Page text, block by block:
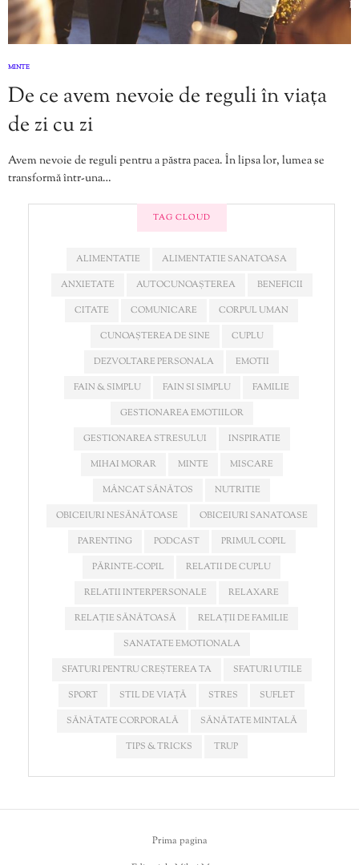
MINTE
De ce avem nevoie de reguli în viața
de zi cu zi
Avem nevoie de reguli pentru a păstra pacea. În lipsa lor, lumea se
transformă într-una…
TAG CLOUD
ALIMENTATIE
ALIMENTATIE SANATOASA
ANXIETATE
AUTOCUNOAȘTEREA
BENEFICII
CITATE
COMUNICARE
CORPUL UMAN
CUNOAȘTEREA DE SINE
CUPLU
DEZVOLTARE PERSONALA
EMOTII
FAIN & SIMPLU
FAIN SI SIMPLU
FAMILIE
GESTIONAREA EMOTIILOR
GESTIONAREA STRESULUI
INSPIRATIE
MIHAI MORAR
MINTE
MISCARE
MÂNCAT SĂNĂTOS
NUTRITIE
OBICEIURI NESĂNĂTOASE
OBICEIURI SANATOASE
PARENTING
PODCAST
PRIMUL COPIL
PĂRINTE-COPIL
RELATII DE CUPLU
RELATII INTERPERSONALE
RELAXARE
RELAȚIE SĂNĂTOASĂ
RELAȚII DE FAMILIE
SANATATE EMOTIONALA
SFATURI PENTRU CREȘTEREA TA
SFATURI UTILE
SPORT
STIL DE VIAȚĂ STRES
SUFLET
SĂNĂTATE CORPORALĂ
SĂNĂTATE MINTALĂ
TIPS & TRICKS
TRUP
Prima pagina